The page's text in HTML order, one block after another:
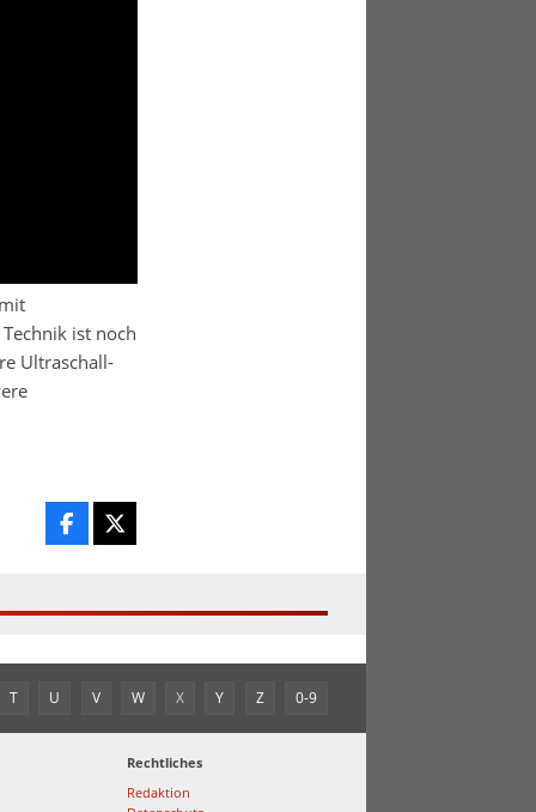
ist noch
Ultraschall-
T U V W X Y Z 0-9
Rechtliches
Redaktion